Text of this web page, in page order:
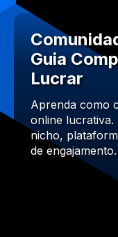
Guia
Lucrar
Aprenda como
online lucrativa.
nicho,
de